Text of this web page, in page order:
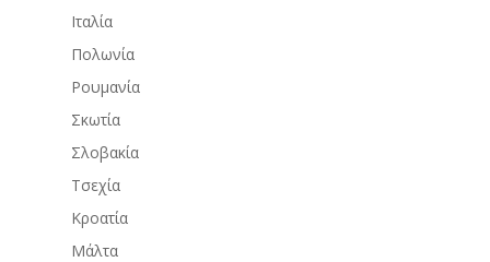
Ιταλία
Πολωνία
Ρουμανία
Σκωτία
Σλοβακία
Τσεχία
Κροατία
Μάλτα